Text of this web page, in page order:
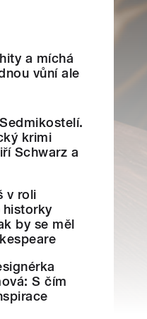
a míchá
vůní ale
krimi
Schwarz a
v roli
historky
by se měl
S čím